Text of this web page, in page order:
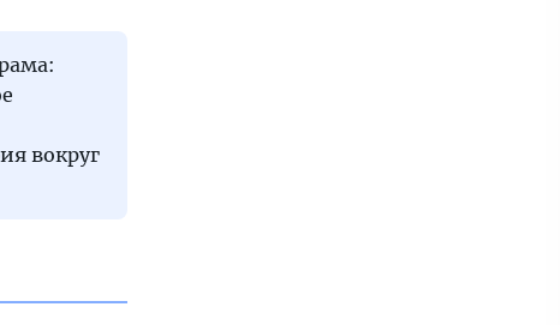
вокруг